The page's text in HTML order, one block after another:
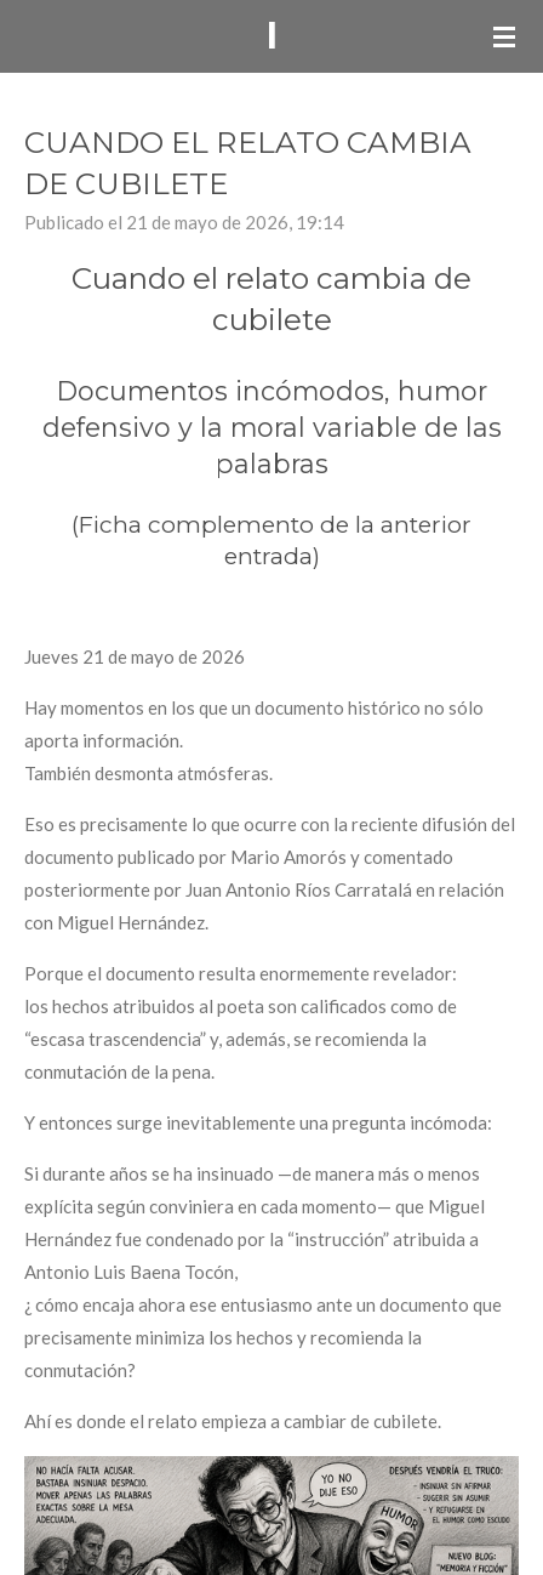
I
CUANDO EL RELATO CAMBIA
DE CUBILETE
Publicado el 21 de mayo de 2026, 19:14
Cuando el relato cambia de
cubilete
Documentos incómodos, humor
defensivo y la moral variable de las
palabras
(Ficha complemento de la anterior
entrada)
Jueves 21 de mayo de 2026
Hay momentos en los que un documento histórico no sólo
aporta información.
También desmonta atmósferas.
Eso es precisamente lo que ocurre con la reciente difusión del
documento publicado por Mario Amorós y comentado
posteriormente por Juan Antonio Ríos Carratalá en relación
con Miguel Hernández.
Porque el documento resulta enormemente revelador:
los hechos atribuidos al poeta son calificados como de
“escasa trascendencia” y, además, se recomienda la
conmutación de la pena.
Y entonces surge inevitablemente una pregunta incómoda:
Si durante años se ha insinuado —de manera más o menos
explícita según conviniera en cada momento— que Miguel
Hernández fue condenado por la “instrucción” atribuida a
Antonio Luis Baena Tocón,
¿ cómo encaja ahora ese entusiasmo ante un documento que
precisamente minimiza los hechos y recomienda la
conmutación?
Ahí es donde el relato empieza a cambiar de cubilete.